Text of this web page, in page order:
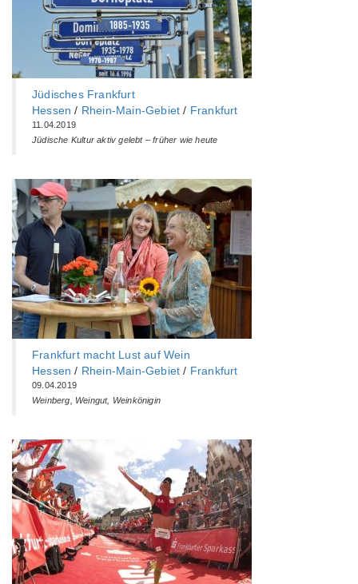
Jüdisches Frankfurt
Hessen / Rhein-Main-Gebiet / Frankfurt
11.04.2019
Jüdische Kultur aktiv gelebt – früher wie heute
Frankfurt macht Lust auf Wein
Hessen / Rhein-Main-Gebiet / Frankfurt
09.04.2019
Weinberg, Weingut, Weinkönigin